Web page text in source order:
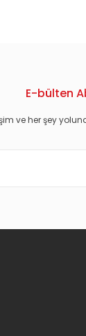
E-bülten
ve her şey